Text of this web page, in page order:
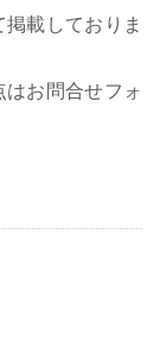
載しておりま
お問合せフォ